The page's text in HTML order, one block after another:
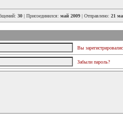
30 | Присоединился: май 2009 | Отправлено: 21
Вы
Забыли пароль?